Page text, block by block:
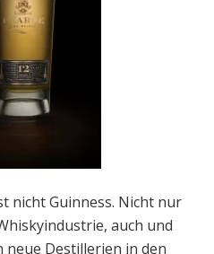
nicht Guinness. Nicht nur
auch und
neue Destillerien in den